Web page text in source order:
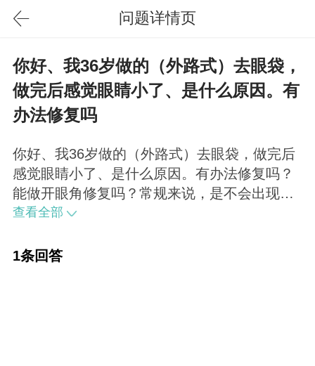
问题详情页
你好、我36岁做的（外路式）去眼袋，
做完后感觉眼睛小了、是什么原因。有
办法修复吗
你好、我36岁做的（外路式）去眼袋，做完后
感觉眼睛小了、是什么原因。有办法修复吗？
能做开眼角修复吗？常规来说，是不会出现这
类情况的。手术失败修复是可以的，不过要先
原因，然后再实施相应修复。
查看全部
1条回答